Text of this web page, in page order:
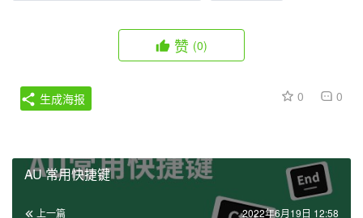
赞 (0)
0 0
生成海报
AU 常用快捷键
上一篇 2022年6月19日 12:58